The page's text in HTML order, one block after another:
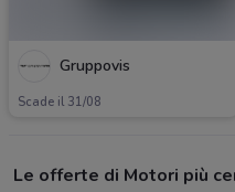
Gruppovis
Scade il 31/08
Le offerte di Motori più